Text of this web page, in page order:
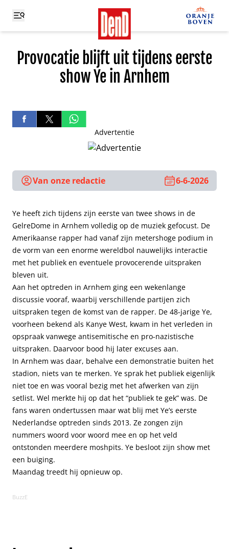
Provocatie blijft uit tijdens eerste
show Ye in Arnhem
Advertentie
Van onze redactie 6-6-2026
Ye heeft zich tijdens zijn eerste van twee shows in de
GelreDome in Arnhem volledig op de muziek gefocust. De
Amerikaanse rapper had vanaf zijn metershoge podium in
de vorm van een enorme wereldbol nauwelijks interactie
met het publiek en eventuele provocerende uitspraken
bleven uit.
Aan het optreden in Arnhem ging een wekenlange
discussie vooraf, waarbij verschillende partijen zich
uitspraken tegen de komst van de rapper. De 48-jarige Ye,
voorheen bekend als Kanye West, kwam in het verleden in
opspraak vanwege antisemitische en pro-nazistische
uitspraken. Daarvoor bood hij later excuses aan.
In Arnhem was daar, behalve een demonstratie buiten het
stadion, niets van te merken. Ye sprak het publiek eigenlijk
niet toe en was vooral bezig met het afwerken van zijn
setlist. Wel merkte hij op dat het “publiek te gek” was. De
fans waren ondertussen maar wat blij met Ye’s eerste
Nederlandse optreden sinds 2013. Ze zongen zijn
nummers woord voor woord mee en op het veld
ontstonden meerdere moshpits. Ye besloot zijn show met
een buiging.
Maandag treedt hij opnieuw op.
BuzzE